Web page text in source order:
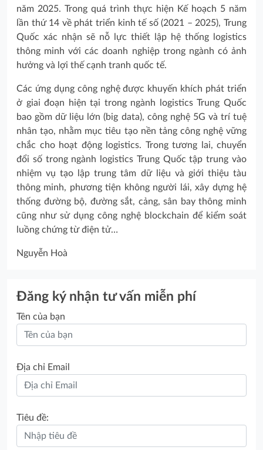
năm 2025. Trong quá trình thực hiện Kế hoạch 5 năm
lần thứ 14 về phát triển kinh tế số (2021 – 2025), Trung
Quốc xác nhận sẽ nỗ lực thiết lập hệ thống logistics
thông minh với các doanh nghiệp trong ngành có ảnh
hưởng và lợi thế cạnh tranh quốc tế.
Các ứng dụng công nghệ được khuyến khích phát triển
ở giai đoạn hiện tại trong ngành logistics Trung Quốc
bao gồm dữ liệu lớn (big data), công nghệ 5G và trí tuệ
nhân tạo, nhằm mục tiêu tạo nền tảng công nghệ vững
chắc cho hoạt động logistics. Trong tương lai, chuyển
đổi số trong ngành logistics Trung Quốc tập trung vào
nhiệm vụ tạo lập trung tâm dữ liệu và giới thiệu tàu
thông minh, phương tiện không người lái, xây dựng hệ
thống đường bộ, đường sắt, cảng, sân bay thông minh
cũng như sử dụng công nghệ blockchain để kiểm soát
luồng chứng từ điện tử…
Nguyễn Hoà
Đăng ký nhận tư vấn miễn phí
Tên của bạn
Địa chỉ Email
Tiêu đề: